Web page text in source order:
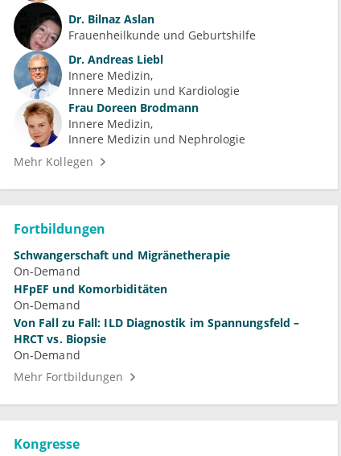
Dr. Bilnaz Aslan
Frauenheilkunde und Geburtshilfe
Dr. Andreas Liebl
Innere Medizin
Innere Medizin und Kardiologie
Frau Doreen Brodmann
Innere Medizin
Innere Medizin und Nephrologie
Mehr Kollegen
Fortbildungen
Schwangerschaft und Migränetherapie
On-Demand
HFpEF und Komorbiditäten
On-Demand
Von Fall zu Fall: ILD Diagnostik im Spannungsfeld –
HRCT vs. Biopsie
On-Demand
Mehr Fortbildungen
Kongresse